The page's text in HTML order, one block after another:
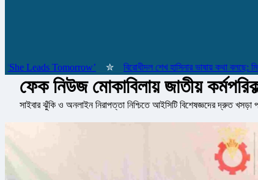
Leads Tomorrow’ ✮ বিরোধীদল শেখ হাসিনার ভাষায় কথা বলছে: মির্জা
ফেক নিউজ মোকাবিলায় জাতীয়
সাইবার ঝুঁকি ও অনলাইন নিরাপত্তা নিশ্চিতে আইসিটি বিশেষজ্ঞদের দ্রুত খসড়া